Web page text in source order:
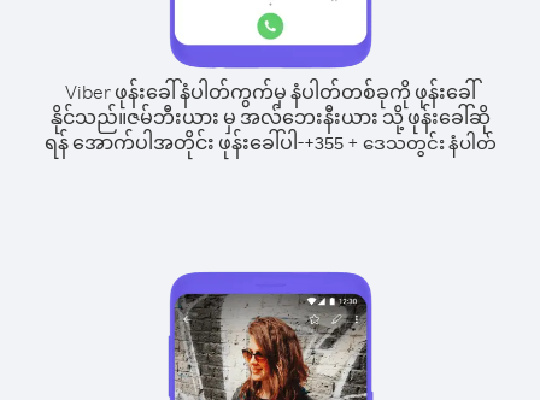
Viber ဖုန်းခေါ်နံပါတ်ကွက်မှ နံပါတ်တစ်ခုကို ဖုန်းခေါ်
နိုင်သည်။ဇမ်ဘီးယား မှ အလ်ဘေးနီးယား သို့ ဖုန်းခေါ်ဆို
ရန် အောက်ပါအတိုင်း ဖုန်းခေါ်ပါ-+355+ ဒေသတွင်း နံပါတ်